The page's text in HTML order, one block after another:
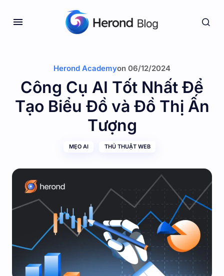
Herond Academyon 06/12/2024
Công Cụ AI Tốt Nhất Để
Tạo Biểu Đồ và Đồ Thị Ấn
Tượng
MẸO AI THỦ THUẬT WEB